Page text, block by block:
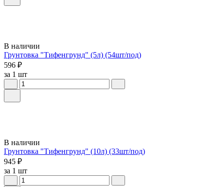
В наличии
Грунтовка "Тифенгрунд" (5л) (54шт/под)
596 ₽
за 1 шт
В наличии
Грунтовка "Тифенгрунд" (10л) (33шт/под)
945 ₽
за 1 шт